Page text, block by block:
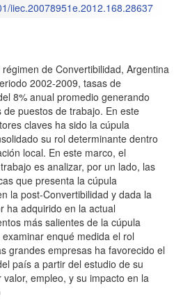
iiec.20078951e.2012.168.28637
de Convertibilidad, Argentina
2002-2009, tasas de
8% anual promedio generando
puestos de trabajo. En este
claves ha sido la cúpula
su rol determinante dentro
local. En este marco, el
es analizar, por un lado, las
que presenta la cúpula
la post-Convertibilidad y dada la
ha adquirido en la actual
más salientes de la cúpula
enqué medida el rol
grandes empresas ha favorecido el
país a partir del estudio de su
empleo, y su impacto en la